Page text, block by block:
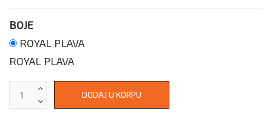
BOJE
ROYAL PLAVA
ROYAL PLAVA